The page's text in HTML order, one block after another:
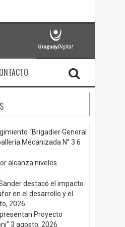
“Brigadier General
Mecanizada N° 3 6
alcanza niveles
destacó el impacto
en el desarrollo y el
2026
Proyecto
3 agosto, 2026